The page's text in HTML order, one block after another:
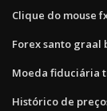
Clique do mouse
Forex santo graal
Moeda fiduciária
Histórico de